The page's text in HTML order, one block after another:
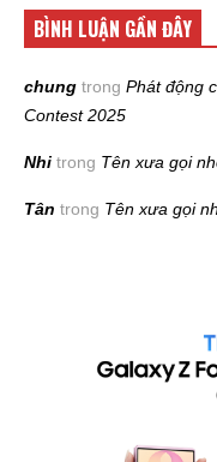
BÌNH LUẬN GẦN ĐÂY
chung trong Phát động
Contest 2025
Nhi trong Tên xưa gọi
Tân trong Tên xưa gọi